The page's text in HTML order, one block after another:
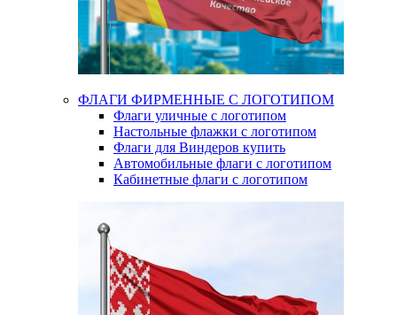
ФЛАГИ ФИРМЕННЫЕ С ЛОГОТИПОМ
Флаги уличные с логотипом
Настольные флажки с логотипом
Флаги для Виндеров купить
Автомобильные флаги с логотипом
Кабинетные флаги с логотипом